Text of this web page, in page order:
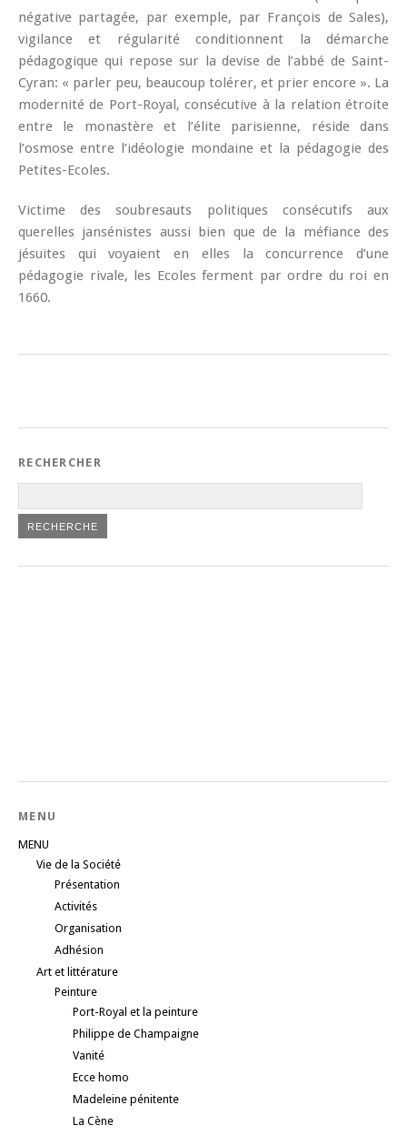
négative partagée, par exemple, par François de Sales),
vigilance et régularité conditionnent la démarche
pédagogique qui repose sur la devise de l’abbé de Saint-
Cyran: « parler peu, beaucoup tolérer, et prier encore ». La
modernité de Port-Royal, consécutive à la relation étroite
entre le monastère et l’élite parisienne, réside dans
l’osmose entre l’idéologie mondaine et la pédagogie des
Petites-Ecoles.
Victime des soubresauts politiques consécutifs aux
querelles jansénistes aussi bien que de la méfiance des
jésuites qui voyaient en elles la concurrence d’une
pédagogie rivale, les Ecoles ferment par ordre du roi en
1660.
RECHERCHER
MENU
MENU
Vie de la Société
Présentation
Activités
Organisation
Adhésion
Art et littérature
Peinture
Port-Royal et la peinture
Philippe de Champaigne
Vanité
Ecce homo
Madeleine pénitente
La Cène